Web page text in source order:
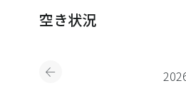
空き状況